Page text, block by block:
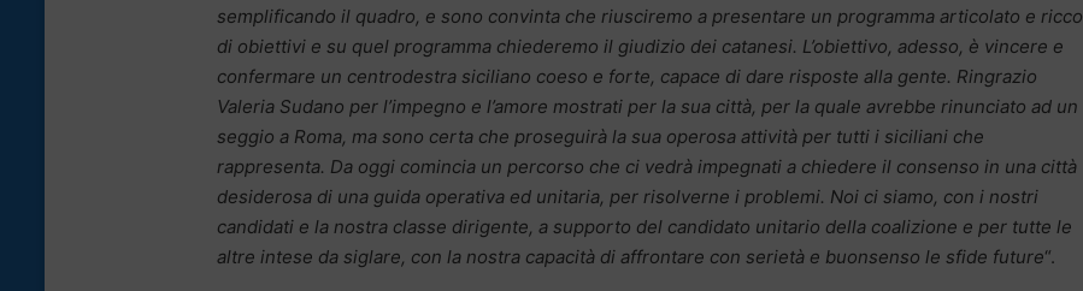
semplificando il quadro, e sono convinta che riusciremo a presentare un programma articolato e ricco
di obiettivi e su quel programma chiederemo il giudizio dei catanesi. L’obiettivo, adesso, è vincere e
confermare un centrodestra siciliano coeso e forte, capace di dare risposte alla gente. Ringrazio
Valeria Sudano per l’impegno e l’amore mostrati per la sua città, per la quale avrebbe rinunciato ad un
seggio a Roma, ma sono certa che proseguirà la sua operosa attività per tutti i siciliani che
rappresenta. Da oggi comincia un percorso che ci vedrà impegnati a chiedere il consenso in una città
desiderosa di una guida operativa ed unitaria, per risolverne i problemi. Noi ci siamo, con i nostri
candidati e la nostra classe dirigente, a supporto del candidato unitario della coalizione e per tutte le
altre intese da siglare, con la nostra capacità di affrontare con serietà e buonsenso le sfide future“.